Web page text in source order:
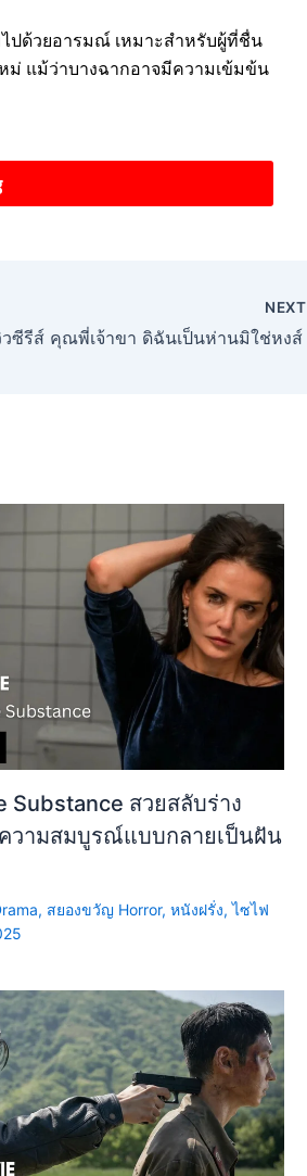
ปด้วยอารมณ์ เหมาะสำหรับผู้ที่ชื่น
ม่ แม้ว่าบางฉากอาจมีความเข้มข้น
NEXT
Substance สวยสลับร่าง
วามสมบูรณ์แบบกลายเป็นฝัน
, สยองขวัญ Horror, หนังฝรั่ง,ไซไฟ